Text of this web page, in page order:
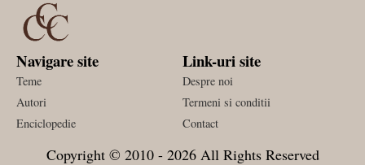
Navigare site
Teme
Autori
Enciclopedie
Link-uri site
Despre noi
Termeni si conditii
Contact
Copyright © 2010 - 2026 All Rights Reserved